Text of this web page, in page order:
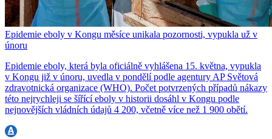
Epidemie eboly v Kongu měsíce unikala pozornosti, vypukla už v
únoru
Epidemie eboly, která byla oficiálně vyhlášena 15. května, vypukla
v Kongu již v únoru, uvedla v pondělí podle agentury AP Světová
zdravotnická organizace (WHO). Počet potvrzených případů nákazy
této nejrychleji se šířící eboly v historii dosáhl v Kongu podle
nejnovějších vládních údajů 4 200, včetně více než 1 900 obětí.